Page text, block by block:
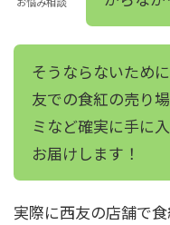
そうならないため
友での食紅の売り
ミなど確実に手に
お届けします！
実際に西友の店舗で